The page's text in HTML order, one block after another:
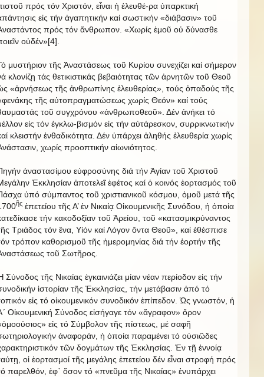
πρός τόν Χριστόν, εἶναι ἡ ἐλευθέ-ρα ὑπαρκτική
εἰς τήν ἀγαπητικήν καί σωστικήν «διάβασιν» τοῦ
πρός τόν ἄνθρωπον. «Χωρίς ἐμοῦ οὐ δύνασθε
οὐδέν»[4].
μυστήριον τῆς Ἀναστάσεως τοῦ Κυρίου συνεχίζει καί σήμερον
κλονίζῃ τάς θετικιστικάς βεβαιότητας τῶν ἀρνητῶν τοῦ Θεοῦ
«ἀρνήσεως τῆς ἀνθρωπίνης ἐλευθερίας», τούς ὀπαδούς τῆς
τῆς αὐτοπραγματώσεως χωρίς Θεόν» καί τούς
τοῦ συγχρόνου «ἀνθρωποθεοῦ». Δέν ἀνήκει τό
εἰς τόν ἐγκλω-βισμόν εἰς τήν αὐτάρεσκον, συρρικνωτικήν
κλειστήν ἐνθαδικότητα. Δέν ὑπάρχει ἀληθής ἐλευθερία χωρίς
χωρίς προοπτικήν αἰωνιότητος.
ἀναστασίμου εὐφροσύνης διά τήν Ἁγίαν τοῦ Χριστοῦ
Ἐκκλησίαν ἀποτελεῖ ἐφέτος καί ὁ κοινός ἑορτασμός τοῦ
ὑπό σύμπαντος τοῦ χριστιανικοῦ κόσμου, ὁμοῦ μετά τῆς
ῆς ἐπετείου τῆς Α’ ἐν Νικαίᾳ Οἰκουμενικῆς Συνόδου, ἡ ὁποία
τήν κακοδοξίαν τοῦ Ἀρείου, τοῦ «κατασμικρύναντος
Τριάδος τόν ἕνα, Υἱόν καί Λόγον ὄντα Θεοῦ», καί ἐθέσπισε
τρόπον καθορισμοῦ τῆς ἡμερομηνίας διά τήν ἑορτήν τῆς
τοῦ Σωτῆρος.
Σύνοδος τῆς Νικαίας ἐγκαινιάζει μίαν νέαν περίοδον εἰς τήν
ἱστορίαν τῆς Ἐκκλησίας, τήν μετάβασιν ἀπό τό
εἰς τό οἰκουμενικόν συνοδικόν ἐπίπεδον. Ὡς γνωστόν, ἡ
Οἰκουμενική Σύνοδος εἰσήγαγε τόν «ἄγραφον» ὅρον
εἰς τό Σύμβολον τῆς πίστεως, μέ σαφῆ
ἀναφοράν, ἡ ὁποία παραμένει τό οὐσιῶδες
τῶν δογμάτων τῆς Ἐκκλησίας. Ἐν τῇ ἐννοίᾳ
οἱ ἑορτασμοί τῆς μεγάλης ἐπετείου δέν εἶναι στροφή πρός
παρελθόν, ἐφ᾿ ὅσον τό «πνεῦμα τῆς Νικαίας» ἐνυπάρχει